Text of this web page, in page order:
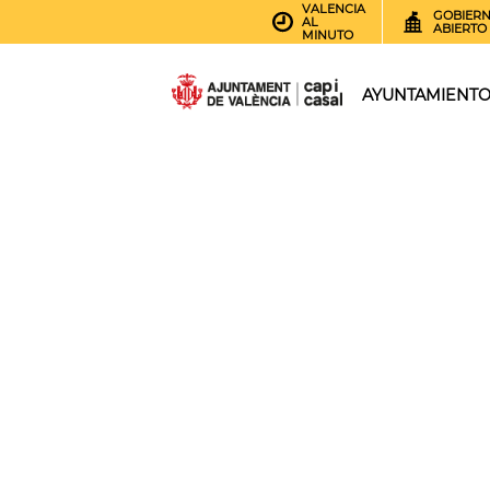
VALENCIA
AL
MINUTO
ABIERTO